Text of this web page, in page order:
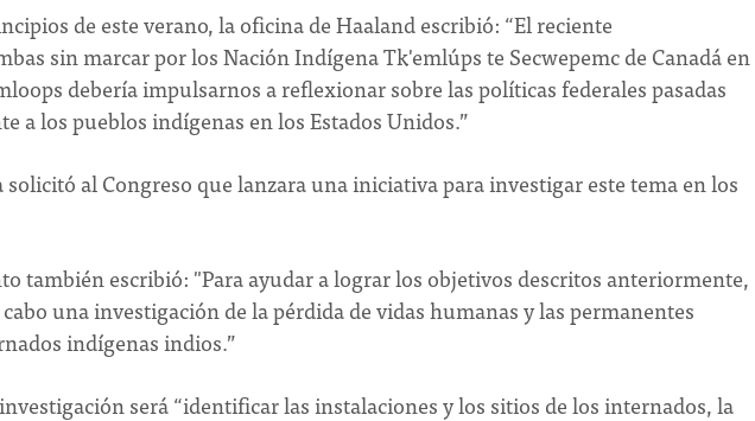
de este verano, la oficina de Haaland escribió: “El reciente
sin marcar por los Nación Indígena Tk'emlúps te Secwepemc de Canadá en
debería impulsarnos a reflexionar sobre las políticas federales pasadas
a los pueblos indígenas en los Estados Unidos.”
al Congreso que lanzara una iniciativa para investigar este tema en los
también escribió: "Para ayudar a lograr los objetivos descritos anteriormente,
una investigación de la pérdida de vidas humanas y las permanentes
indígenas indios.”
será “identificar las instalaciones y los sitios de los internados, la